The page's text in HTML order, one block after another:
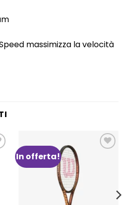
massimizza la velocità
In offerta!